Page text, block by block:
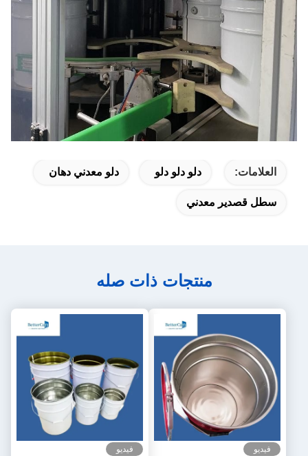
العلامات: دلو دلو دلو دلو معدني دهان
سطل قصدير معدني
منتجات ذات صله
فيديو فيديو